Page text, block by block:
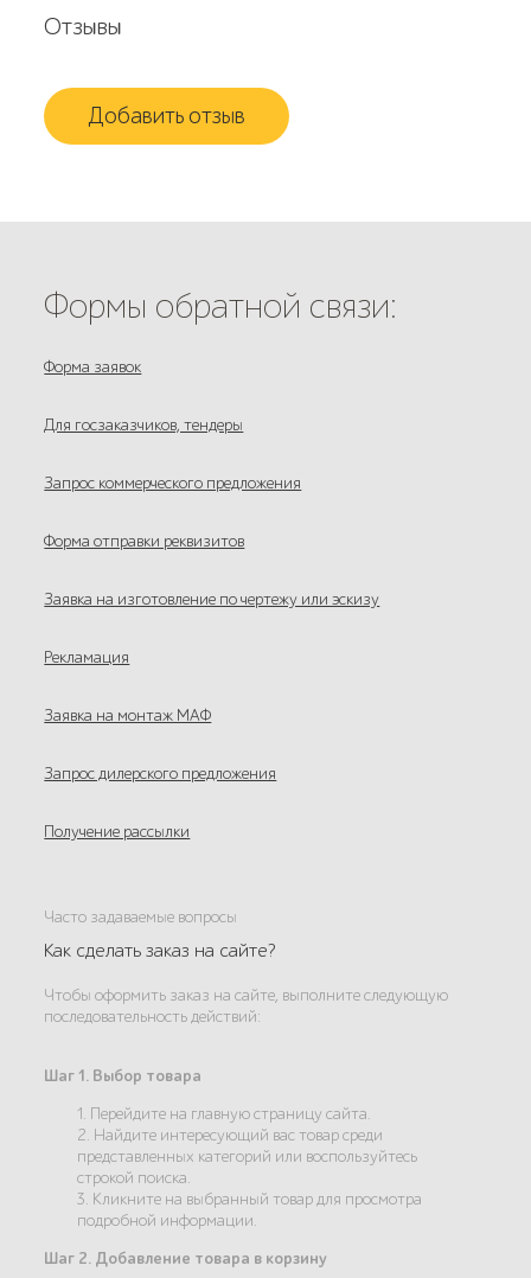
Отзывы
Добавить отзыв
Формы обратной связи:
Форма заявок
Для госзаказчиков, тендеры
Запрос коммерческого предложения
Форма отправки реквизитов
Заявка на изготовление по чертежу или эскизу
Рекламация
Заявка на монтаж МАФ
Запрос дилерского предложения
Получение рассылки
Часто задаваемые вопросы
Как сделать заказ на сайте?
Чтобы оформить заказ на сайте, выполните следующую
последовательность действий:
Шаг 1. Выбор товара
1. Перейдите на главную страницу сайта.
2. Найдите интересующий вас товар среди
представленных категорий или воспользуйтесь
строкой поиска.
3. Кликните на выбранный товар для просмотра
подробной информации.
Шаг 2. Добавление товара в корзину